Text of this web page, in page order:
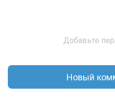
Добавьте
Новый